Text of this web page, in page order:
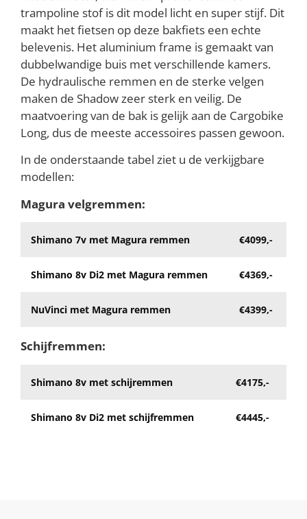
trampoline stof is dit model licht en super stijf. Dit
maakt het fietsen op deze bakfiets een echte
belevenis. Het aluminium frame is gemaakt van
dubbelwandige buis met verschillende kamers.
De hydraulische remmen en de sterke velgen
maken de Shadow zeer sterk en veilig. De
maatvoering van de bak is gelijk aan de Cargobike
Long, dus de meeste accessoires passen gewoon.
In de onderstaande tabel ziet u de verkijgbare
modellen:
Magura velgremmen:
Shimano 7v met Magura remmen €4099,-
Shimano 8v Di2 met Magura remmen €4369,-
NuVinci met Magura remmen €4399,-
Schijfremmen:
Shimano 8v met schijremmen €4175,-
Shimano 8v Di2 met schijfremmen €4445,-